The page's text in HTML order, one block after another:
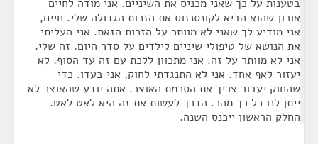
בטענות על כך שאני מכניס את השיניים. אני מודה לחיים
אורון שהוא הביא לקונסנזוס את הזכות הגדולה שלי. חיים,
אני מודיע לך שאני לא מוותר על הזכות הזאת. אני העליתי
את הנושא של טיפולי שיניים לילדים על סדר היום. זה שלי.
אני לא מוותר על זה. אני מתכוון ללכת עם זה עד הסוף. לא
יעזור לאף אחד. אני לא התנגדתי לחוק, אני בעדו. כדי
שהחוק יעבור צריך את הסכמת האוצר. אתה יודע שהאוצר לא
ייתן לנו כל כך מהר. הדרך לעשות את זה היא לאט לאט.
החלק הראשון ייכנס השנה.